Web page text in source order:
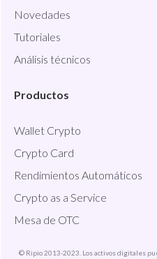
Novedades
Tutoriales
Análisis técnicos
Productos
Wallet Crypto
Crypto Card
Rendimientos Automáticos
Crypto as a Service
Mesa de OTC
© Ripio 2013-2023. Los activos digitales